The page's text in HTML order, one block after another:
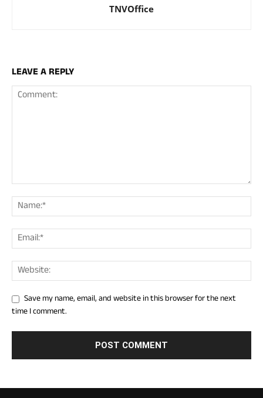
TNVOffice
LEAVE A REPLY
Save my name, email, and website in this browser for the next
time I comment.